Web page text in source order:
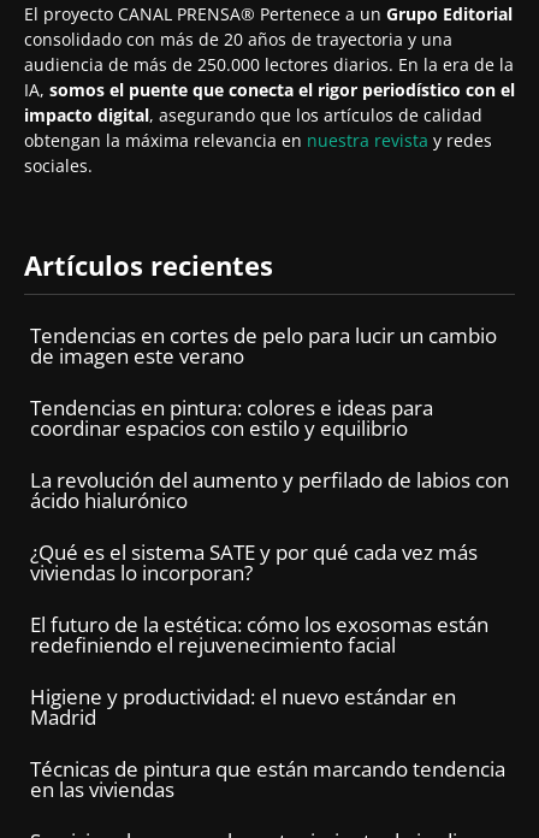
El proyecto CANAL PRENSA® Pertenece a un Grupo Editorial
consolidado con más de 20 años de trayectoria y una
audiencia de más de 250.000 lectores diarios. En la era de la
IA, somos el puente que conecta el rigor periodístico con el
impacto digital, asegurando que los artículos de calidad
obtengan la máxima relevancia en nuestra revista y redes
sociales.
Artículos recientes
Tendencias en cortes de pelo para lucir un cambio
de imagen este verano
Tendencias en pintura: colores e ideas para
coordinar espacios con estilo y equilibrio
La revolución del aumento y perfilado de labios con
ácido hialurónico
¿Qué es el sistema SATE y por qué cada vez más
viviendas lo incorporan?
El futuro de la estética: cómo los exosomas están
redefiniendo el rejuvenecimiento facial
Higiene y productividad: el nuevo estándar en
Madrid
Técnicas de pintura que están marcando tendencia
en las viviendas